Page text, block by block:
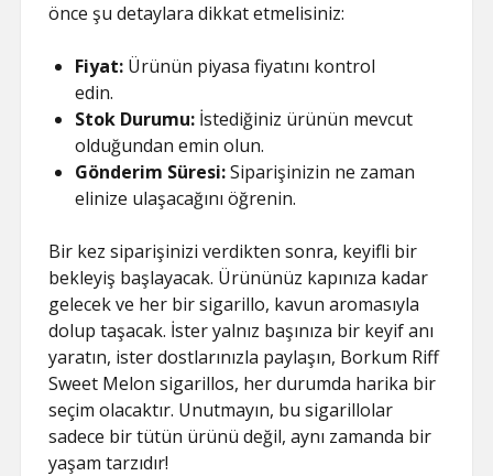
önce şu detaylara dikkat etmelisiniz:
Fiyat: Ürünün piyasa fiyatını kontrol
edin.
Stok Durumu: İstediğiniz ürünün mevcut
olduğundan emin olun.
Gönderim Süresi:Siparişinizin ne zaman
elinize ulaşacağını öğrenin.
Bir kez siparişinizi verdikten sonra, keyifli bir
bekleyiş başlayacak. Ürününüz kapınıza kadar
gelecek ve her bir sigarillo, kavun aromasıyla
dolup taşacak. İster yalnız başınıza bir keyif anı
yaratın, ister dostlarınızla paylaşın, Borkum Riff
Sweet Melon sigarillos, her durumda harika bir
seçim olacaktır. Unutmayın, bu sigarillolar
sadece bir tütün ürünü değil, aynı zamanda bir
yaşam tarzıdır!